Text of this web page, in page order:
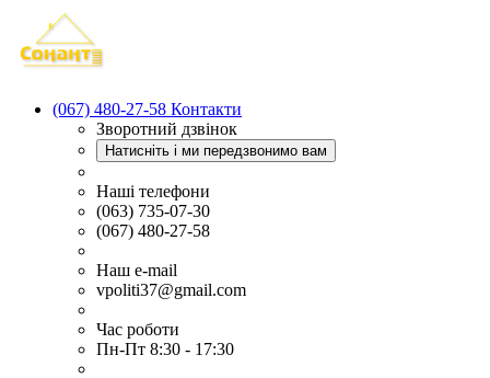
(067) 480-27-58 Контакти
Зворотний дзвінок
Натисніть і ми передзвонимо вам
Наші телефони
(063) 735-07-30
(067) 480-27-58
Наш e-mail
vpoliti37@gmail.com
Час роботи
Пн-Пт 8:30 - 17:30